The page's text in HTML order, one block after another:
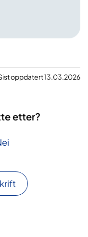
oppdatert 13.03.2026
etter?